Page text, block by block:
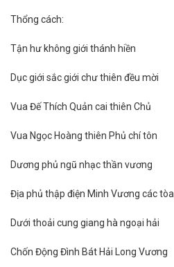
Thổng cách:
Tận hư không giới thánh hiền
Dục giới sắc giới chư thiên đều mời
Vua Đế Thích Quản cai thiên Chủ
Vua Ngọc Hoàng thiên Phủ chí tôn
Dương phủ ngũ nhạc thần vương
Địa phủ thập điện Minh Vương các tòa
Dưới thoải cung giang hà ngoại hải
Chốn Động Đình Bát Hải Long Vương